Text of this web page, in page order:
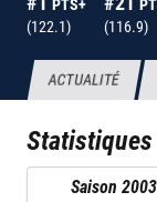
(122.1)
(116.9)
ACTUALITÉ
Saison